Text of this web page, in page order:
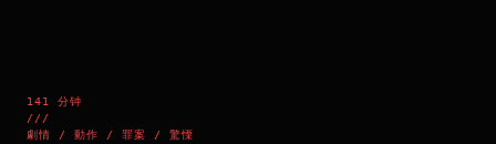
141 分钟
///
劇情 / 動作 / 罪案 / 驚慄